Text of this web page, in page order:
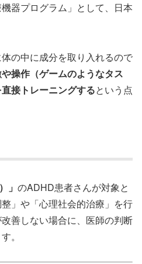
器プログラム」として、日本
の中に成分を取り入れるので
や操作（ゲームのようなタス
接トレーニングするという点
」 のADHD患者さんが対象と
」や「心理社会的治療」を行
善しない場合に、医師の判断
。